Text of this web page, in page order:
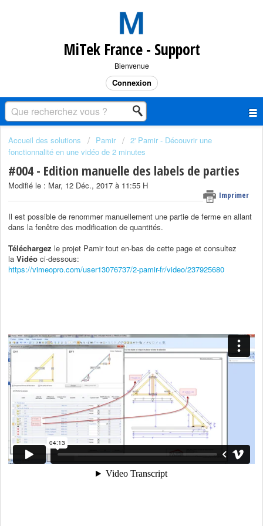
MiTek France - Support
Bienvenue
Connexion
Accueil des solutions Pamir
2' Pamir - Découvrir une
fonctionnalité en une vidéo de 2 minutes
#004 - Edition manuelle des labels de parties
Imprimer
Modifié le : Mar, 12 Déc., 2017 à 11:55 H
Il est possible de renommer manuellement une partie de ferme en allant
dans la fenêtre des modification de quantités.
Téléchargez le projet Pamir tout en-bas de cette page et consultez
la Vidéo ci-dessous:
https://vimeopro.com/user13076737/2-pamir-fr/video/237925680